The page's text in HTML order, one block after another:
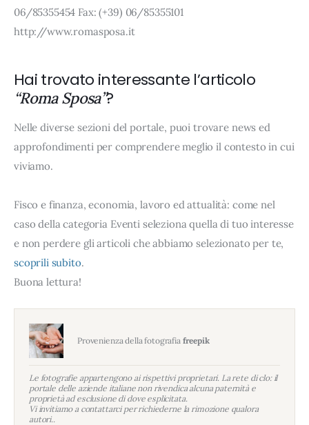
06/85355454 Fax: (+39) 06/85355101
http://www.romasposa.it
Hai trovato interessante l’articolo
“Roma Sposa”?
Nelle diverse sezioni del portale, puoi trovare news ed
approfondimenti per comprendere meglio il contesto in cui
viviamo.
Fisco e finanza, economia, lavoro ed attualità: come nel
caso della categoria Eventi seleziona quella di tuo interesse
e non perdere gli articoli che abbiamo selezionato per te,
scoprili subito.
Buona lettura!
Provenienza della fotografia freepik
Le fotografie appartengono ai rispettivi proprietari. La rete di clo: il
portale delle aziende italiane non rivendica alcuna paternità e
proprietà ad esclusione di dove esplicitata.
Vi invitiamo a contattarci per richiederne la rimozione qualora
autori..